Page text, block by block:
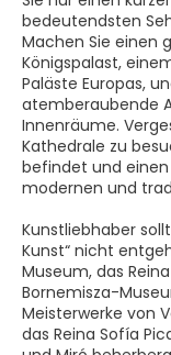
bedeutendsten
Machen Sie einen
Königspalast,
Paläste Europas,
atemberaubende
Innenräume.
Kathedrale zu
befindet und
modernen und
Kunstliebhaber
Kunst“ nicht
Museum, das
Bornemisza-
Meisterwerke von
das Reina Sofía